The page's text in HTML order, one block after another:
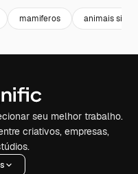
mamiferos animais
seu melhor trabalho.
criativos, empresas,